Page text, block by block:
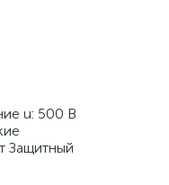
u: 500 В
Защитный